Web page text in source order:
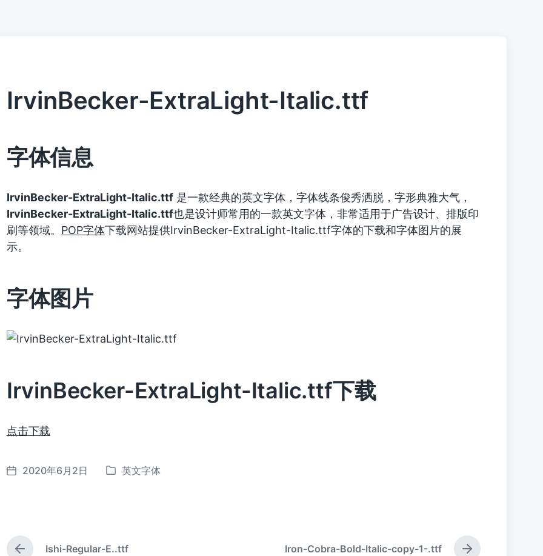
IrvinBecker-ExtraLight-Italic.ttf
字体信息
IrvinBecker-ExtraLight-Italic.ttf是一款经典的英文字体，字体线条俊秀洒脱，字形典雅大气，
IrvinBecker-ExtraLight-Italic.ttf也是设计师常用的一款英文字体，非常适用于广告设计、排版印
刷等领域。 POP字体下载网站提供IrvinBecker-ExtraLight-Italic.ttf字体的下载和字体图片的展
示。
字体图片
IrvinBecker-ExtraLight-Italic.ttf下载
点击下载
发
2020年6月2日
发
英文字体
Ishi-Regular-E..ttf Iron-Cobra-Bold-Italic-copy-1-.ttf